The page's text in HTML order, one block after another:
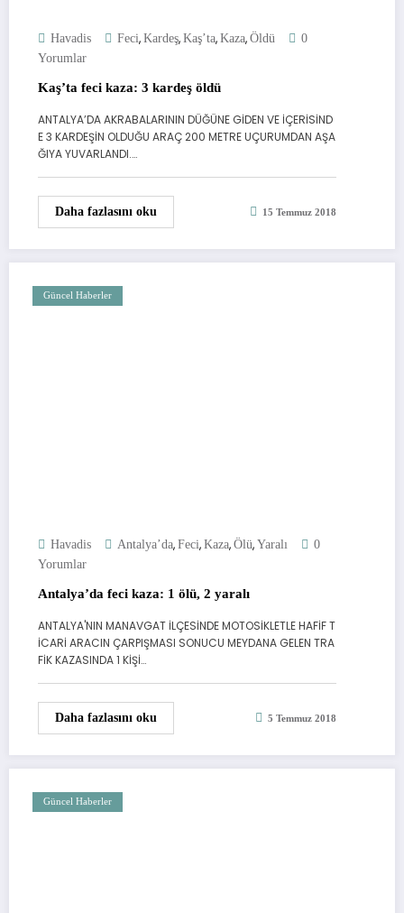
Havadis Feci, Kardeş, Kaş’ta, Kaza, Öldü
0
Yorumlar
Kaş’ta feci kaza: 3 kardeş öldü
ANTALYA’DA AKRABALARININ DÜĞÜNE GİDEN VE İÇERİSİND
E 3 KARDEŞİN OLDUĞU ARAÇ 200 METRE UÇURUMDAN AŞA
ĞIYA YUVARLANDI.…
Daha fazlasını oku 15 Temmuz 2018
Güncel Haberler
Havadis Antalya’da, Feci, Kaza, Ölü, Yaralı
0
Yorumlar
Antalya’da feci kaza: 1 ölü, 2 yaralı
ANTALYA'NIN MANAVGAT İLÇESİNDE MOTOSİKLETLE HAFİF T
İCARİ ARACIN ÇARPIŞMASI SONUCU MEYDANA GELEN TRA
FİK KAZASINDA 1 KİŞİ…
Daha fazlasını oku 5 Temmuz 2018
Güncel Haberler